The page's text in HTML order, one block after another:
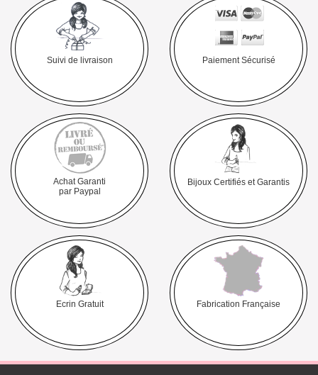
Suivi de livraison Paiement Sécurisé
Achat Garanti
par Paypal
Bijoux Certifiés et Garantis
Ecrin Gratuit Fabrication Française